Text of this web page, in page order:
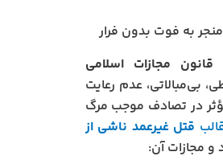
به فوت بدون فرار
ماده ۷۱۴ قانون مجازات اسلامی
بی‌مبالاتی، عدم رعایت
در تصادف موجب مرگ
قتل غیرعمد ناشی از
مجازات آن: